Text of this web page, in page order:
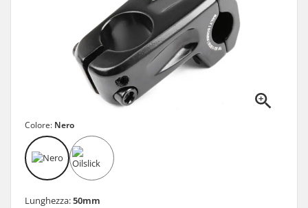
Colore: Nero
Lunghezza:50mm